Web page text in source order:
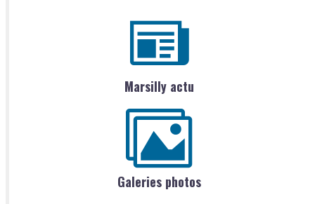
Marsilly actu
Galeries photos